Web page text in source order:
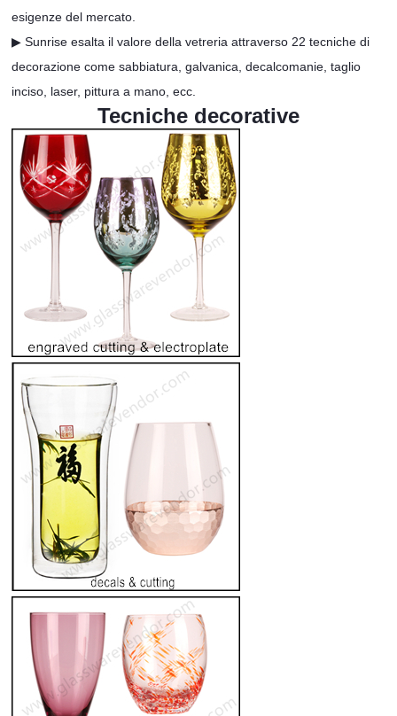
esigenze del mercato.
▶ Sunrise esalta il valore della vetreria attraverso 22 tecniche di
decorazione come sabbiatura, galvanica, decalcomanie, taglio
inciso, laser, pittura a mano, ecc.
Tecniche decorative